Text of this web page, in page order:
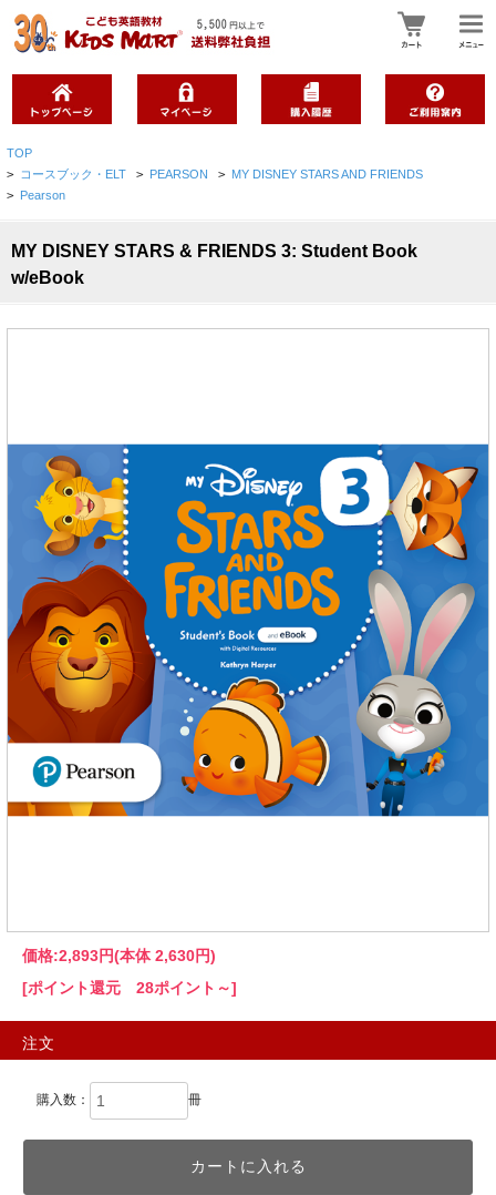
TOP
> コースブック・ELT > PEARSON > MY DISNEY STARS AND FRIENDS
> Pearson
MY DISNEY STARS & FRIENDS 3: Student Book
w/eBook
価格:2,893円(本体 2,630円)
[ポイント還元 28ポイント～]
注文
購入数： 冊